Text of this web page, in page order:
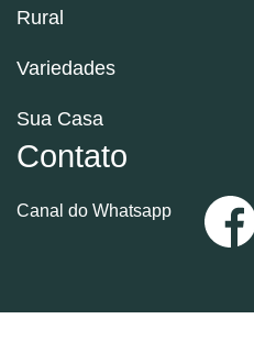
Rural
Variedades
Sua Casa
Contato
Canal do Whatsapp